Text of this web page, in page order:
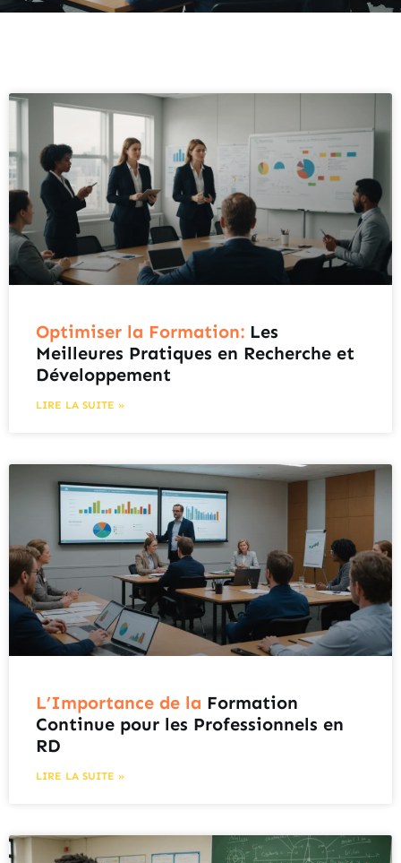
Optimiser la Formation: Les
Meilleures Pratiques en Recherche et
Développement
LIRE LA SUITE »
L’Importance de la Formation
Continue pour les Professionnels en
RD
LIRE LA SUITE »